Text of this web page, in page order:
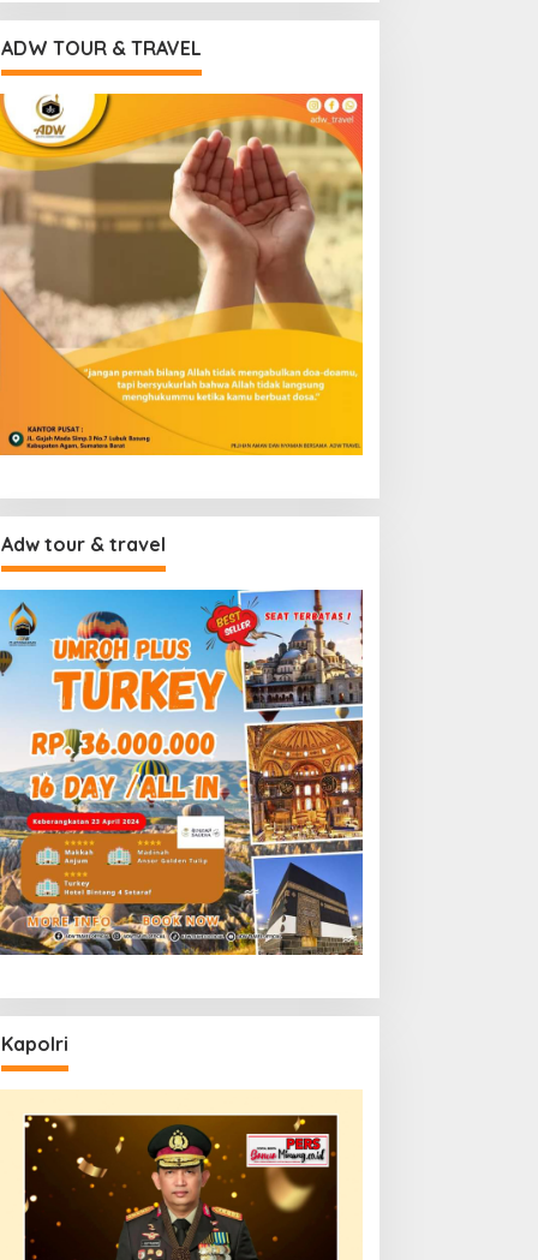
ADW TOUR & TRAVEL
Adw tour & travel
Kapolri